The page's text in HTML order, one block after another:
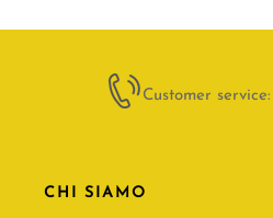
Customer service:
CHI SIAMO